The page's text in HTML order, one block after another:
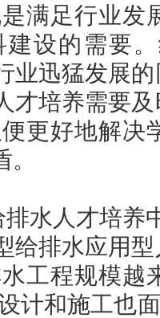
满足行业发
设的需要
业迅猛发展
才培养需要
更好地解决
水人才培养
给排水应用
工程规模越
计和施工也